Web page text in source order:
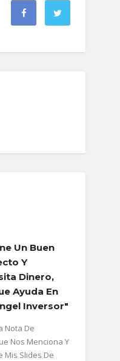
Un Buen
Y
Dinero,
Ayuda En
Inversor"
Nota De
Nos Menciona Y
Mis Slides De